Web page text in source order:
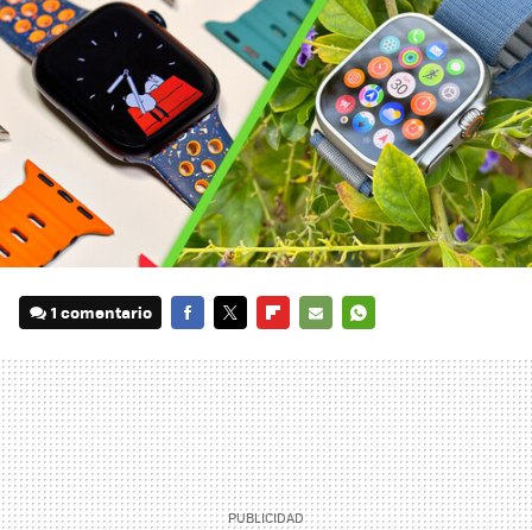
1 comentario
MAIL